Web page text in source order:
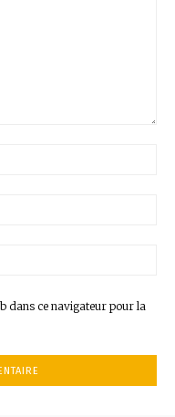
dans ce navigateur pour la